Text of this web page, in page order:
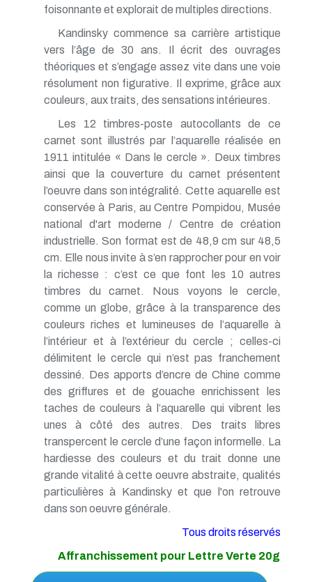
foisonnante et explorait de multiples directions.
Kandinsky commence sa carrière artistique
vers l’âge de 30 ans. Il écrit des ouvrages
théoriques et s’engage assez vite dans une voie
résolument non figurative. Il exprime, grâce aux
couleurs, aux traits, des sensations intérieures.
Les 12 timbres-poste autocollants de ce
carnet sont illustrés par l’aquarelle réalisée en
1911 intitulée « Dans le cercle ». Deux timbres
ainsi que la couverture du carnet présentent
l’oeuvre dans son intégralité. Cette aquarelle est
conservée à Paris, au Centre Pompidou, Musée
national d'art moderne / Centre de création
industrielle. Son format est de 48,9 cm sur 48,5
cm. Elle nous invite à s’en rapprocher pour en voir
la richesse : c’est ce que font les 10 autres
timbres du carnet. Nous voyons le cercle,
comme un globe, grâce à la transparence des
couleurs riches et lumineuses de l’aquarelle à
l’intérieur et à l’extérieur du cercle ; celles-ci
délimitent le cercle qui n’est pas franchement
dessiné. Des apports d’encre de Chine comme
des griffures et de gouache enrichissent les
taches de couleurs à l’aquarelle qui vibrent les
unes à côté des autres. Des traits libres
transpercent le cercle d’une façon informelle. La
hardiesse des couleurs et du trait donne une
grande vitalité à cette oeuvre abstraite, qualités
particulières à Kandinsky et que l'on retrouve
dans son oeuvre générale.
Tous droits réservés
Affranchissement pour Lettre Verte 20g